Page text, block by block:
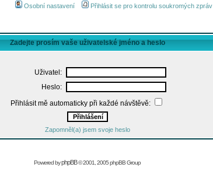
Osobní nastavení
Přihlásit se pro kontrolu soukromých zpráv
Zadejte prosím vaše uživatelské jméno a heslo
Uživatel:
Heslo:
Přihlásit mě automaticky při každé návštěvě:
Zapomněl(a) jsem svoje heslo
Powered byphpBB© 2001, 2005 phpBB Group